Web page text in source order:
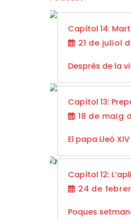
Capítol 14:
21 de juliol
Després de la
Capítol 13:
18 de maig
El papa Lleó
Capítol 12:
24 de
Poques